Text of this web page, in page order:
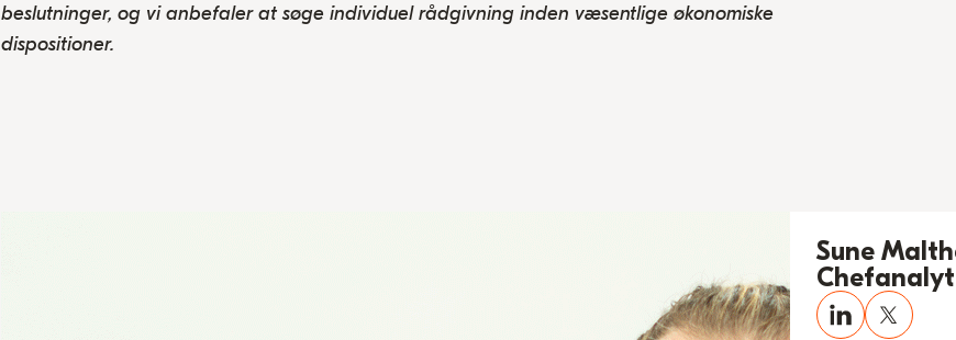
beslutninger, og vi anbefaler at søge individuel rådgivning inden væsentlige økonomiske
dispositioner.
Sune